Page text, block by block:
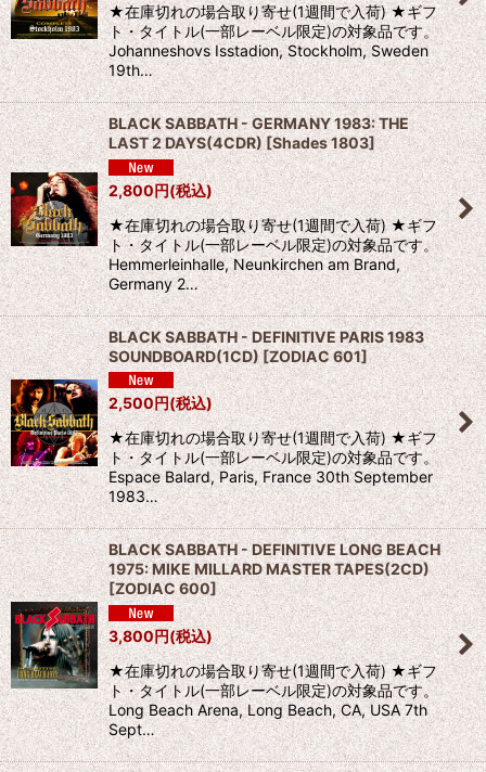
★在庫切れの場合取り寄せ(1週間で入荷) ★ギフ
ト・タイトル(一部レーベル限定)の対象品です。
Johanneshovs Isstadion, Stockholm, Sweden
19th…
BLACK SABBATH - GERMANY 1983: THE
LAST 2 DAYS(4CDR)[Shades 1803]
2,800円(税込)
★在庫切れの場合取り寄せ(1週間で入荷) ★ギフ
ト・タイトル(一部レーベル限定)の対象品です。
Hemmerleinhalle, Neunkirchen am Brand,
Germany 2…
BLACK SABBATH - DEFINITIVE PARIS 1983
SOUNDBOARD(1CD)[ZODIAC 601]
2,500円(税込)
★在庫切れの場合取り寄せ(1週間で入荷) ★ギフ
ト・タイトル(一部レーベル限定)の対象品です。
Espace Balard, Paris, France 30th September
1983…
BLACK SABBATH - DEFINITIVE LONG BEACH
1975: MIKE MILLARD MASTER TAPES(2CD)
[ZODIAC 600]
3,800円(税込)
★在庫切れの場合取り寄せ(1週間で入荷) ★ギフ
ト・タイトル(一部レーベル限定)の対象品です。
Long Beach Arena, Long Beach, CA, USA 7th
Sept…